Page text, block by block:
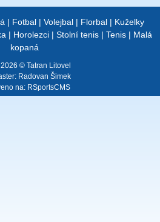
| Fotbal | Volejbal | Florbal | Kuželky
| Horolezci| Stolní tenis| Tenis| Malá
kopaná
© Tatran Litovel
Radovan Šimek
na: RSportsCMS